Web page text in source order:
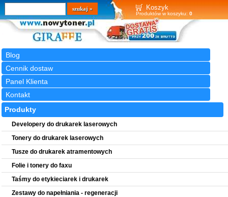
Koszyk
Produktów w koszyku: 0
Blog
Cennik dostaw
Panel Klienta
Kontakt
Wyszukiwarka
szukaj
Produkty
Developery do drukarek laserowych
Tonery do drukarek laserowych
Tusze do drukarek atramentowych
Folie i tonery do faxu
Taśmy do etykieciarek i drukarek
Zestawy do napełniania - regeneracji